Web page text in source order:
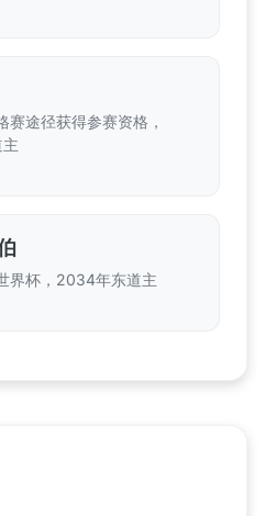
赛途径获得参赛资格，
界杯，2034年东道主